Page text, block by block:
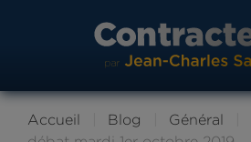
Accueil Blog Général